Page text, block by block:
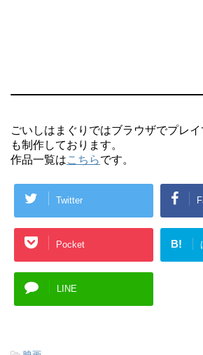
ごいしはまぐりではブラウザでプレ
も制作しております。
作品一覧はこちらです。
Twitter
Pocket B!
LINE